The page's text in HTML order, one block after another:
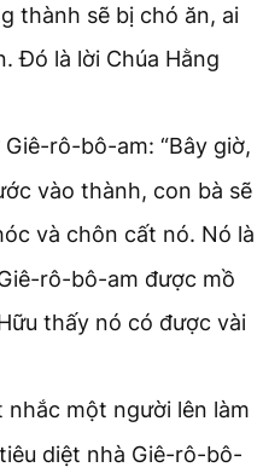
thành sẽ bị chó ăn, ai
Đó là lời Chúa Hằng
rô-bô-am: “Bây giờ,
vào thành, con bà sẽ
và chôn cất nó. Nó là
rô-bô-am được mồ
thấy nó có được vài
nhắc một người lên làm
diệt nhà Giê-rô-bô-